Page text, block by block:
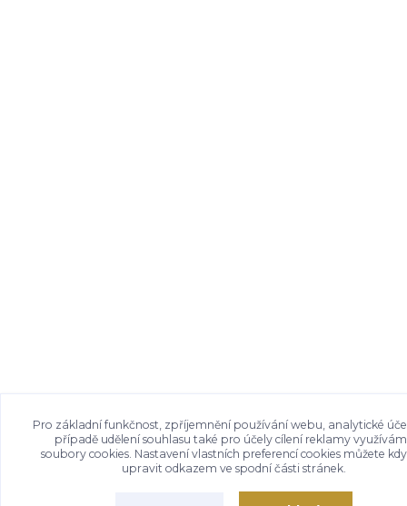
Pro základní funkčnost, zpříjemnění používání webu, analytické
případě udělení souhlasu také pro účely cílení reklamy
soubory cookies. Nastavení vlastních preferencí cookies můžete
upravit odkazem ve spodní části stránek.